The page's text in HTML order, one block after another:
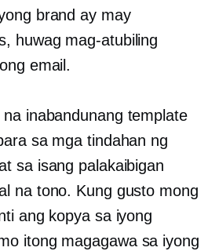
brand ay may
huwag mag-atubiling
email.
inabandunang template
sa mga tindahan ng
sa isang palakaibigan
na tono. Kung gusto mong
ang kopya sa iyong
itong magagawa sa iyong